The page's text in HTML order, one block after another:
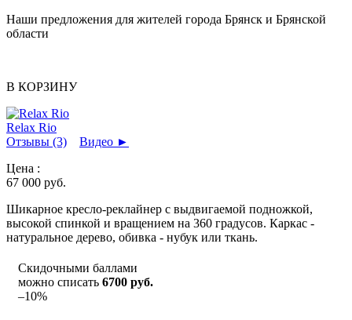
Наши предложения для жителей города Брянск и Брянской
области
В КОРЗИНУ
Relax Rio
Отзывы (3)
Видео ►
Цена :
67 000 руб.
Шикарное кресло-реклайнер с выдвигаемой подножкой,
высокой спинкой и вращением на 360 градусов. Каркас -
натуральное дерево, обивка - нубук или ткань.
Скидочными баллами
можно списать 6700 руб.
–10%